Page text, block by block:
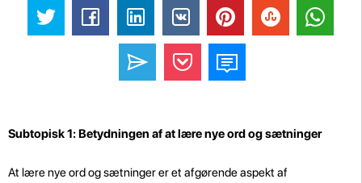
Subtopisk 1: Betydningen af ​​at lære nye ord og sætninger
At lære nye ord og sætninger er et afgørende aspekt af